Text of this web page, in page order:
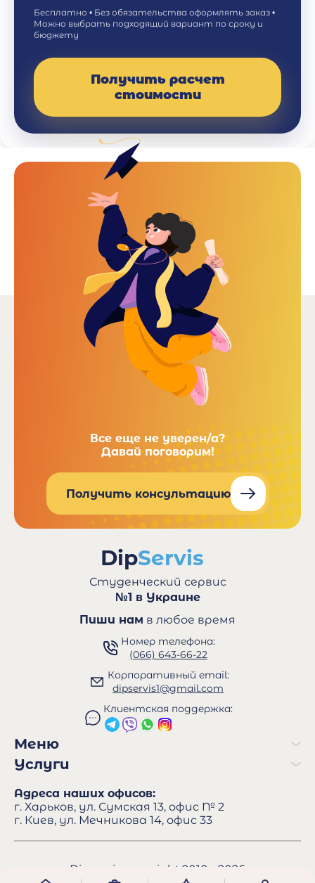
Бесплатно • Без обязательства оформлять заказ •
Можно выбрать подходящий вариант по сроку и
бюджету
Получить расчет
стоимости
Все еще не уверен/а?
Давай поговорим!
Получить консультацию
Студенческий сервис
№1 в Украине
Пиши нам в любое время
Номер телефона:
(066) 643-66-22
Корпоративный email:
dipservis1@gmail.com
Клиентская поддержка:
Меню
Услуги
Адреса наших офисов:
г. Харьков, ул. Сумская 13, офис № 2
г. Киев, ул. Мечникова 14, офис 33
Dipservis copyright 2010 - 2026